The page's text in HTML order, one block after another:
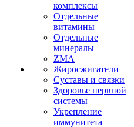
комплексы
Отдельные
витамины
Отдельные
минералы
ZMA
Жиросжигатели
Суставы и связки
Здоровье нервной
системы
Укрепление
иммунитета